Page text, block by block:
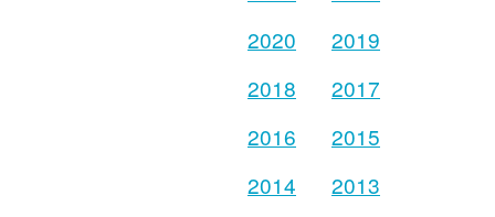
2020
2019
2018
2017
2016
2015
2014
2013